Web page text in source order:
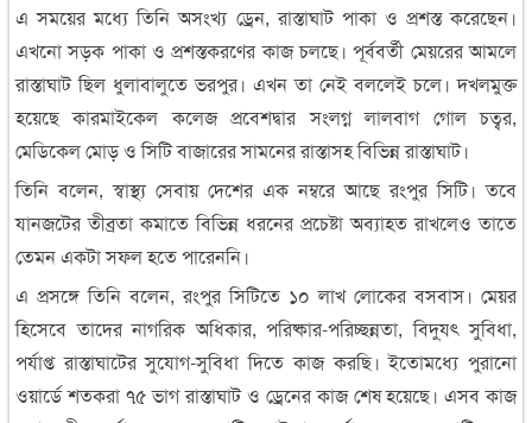
এ সময়ের মধ্যে তিনি অসংখ্য ড্রেন, রাস্তাঘাট পাকা ও প্রশস্ত করেছেন।
এখনো সড়ক পাকা ও প্রশস্তকরণের কাজ চলছে। পূর্ববর্তী মেয়রের আমলে
রাস্তাঘাট ছিল ধুলাবালুতে ভরপুর। এখন তা নেই বললেই চলে। দখলমুক্ত
হয়েছে কারমাইকেল কলেজ প্রবেশদ্বার সংলগ্ন লালবাগ গোল চত্বর,
মেডিকেল মোড় ও সিটি বাজারের সামনের রাস্তাসহ বিভিন্ন রাস্তাঘাট।
তিনি বলেন, স্বাস্থ্য সেবায় দেশের এক নম্বরে আছে রংপুর সিটি। তবে
যানজটের তীব্রতা কমাতে বিভিন্ন ধরনের প্রচেষ্টা অব্যাহত রাখলেও তাতে
তেমন একটা সফল হতে পারেননি।
এ প্রসঙ্গে তিনি বলেন, রংপুর সিটিতে ১০ লাখ লোকের বসবাস। মেয়র
হিসেবে তাদের নাগরিক অধিকার, পরিষ্কার-পরিচ্ছন্নতা, বিদু্যৎ সুবিধা,
পর্যাপ্ত রাস্তাঘাটের সুযোগ-সুবিধা দিতে কাজ করছি। ইতোমধ্যে পুরানো
ওয়ার্ডে শতকরা ৭৫ ভাগ রাস্তাঘাট ও ড্রেনের কাজ শেষ হয়েছে। এসব কাজ